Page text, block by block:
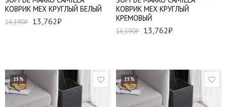
КОВРИК МЕХ КРУГЛЫЙ БЕЛЫЙ
16,190₽ 13,762₽
КОВРИК МЕХ КРУГЛЫЙ
КРЕМОВЫЙ
16,190₽ 13,762₽
15% 15%